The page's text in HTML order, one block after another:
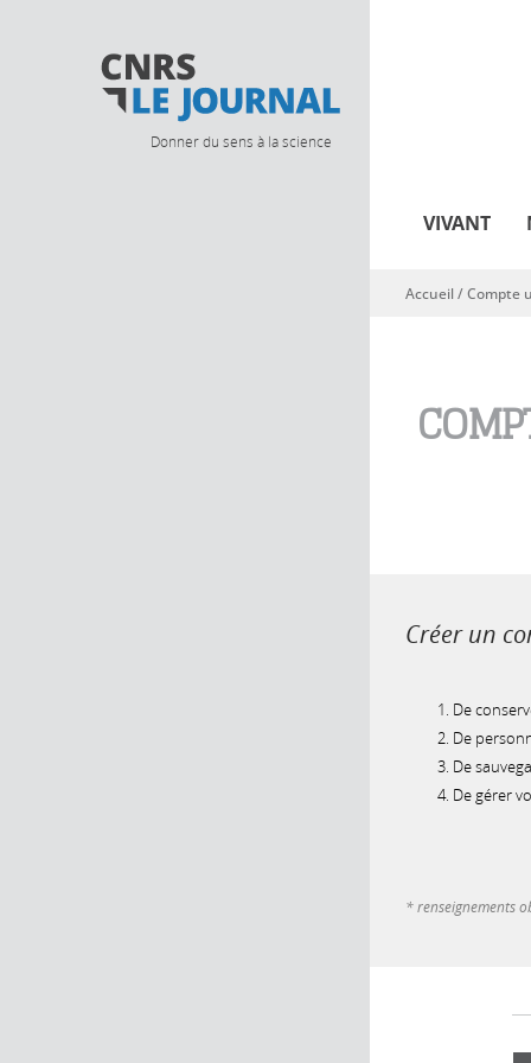
Donner du sens à la science
VIVANT
Vous êtes ici
Accueil/Compte
Créer un
De
De
De
De gérer
* renseignements